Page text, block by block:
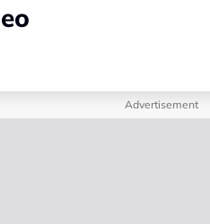
Advertisement